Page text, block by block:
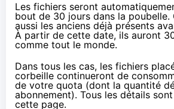
Les fichiers seront
bout de 30 jours dans la poubelle.
aussi les anciens déjà présents
À partir de cette date, ils auront
comme tout le monde.
Dans tous les cas, les fichiers
corbeille continueront de
de votre quota (dont la quantité
abonnement). Tous les détails
cette page.